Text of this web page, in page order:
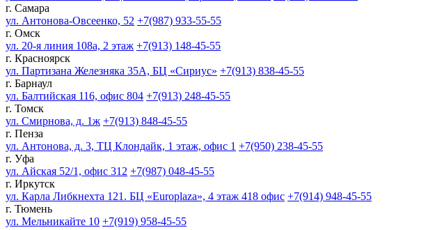
г. Самара
ул. Антонова-Овсеенко, 52 +7(987) 933-55-55
г. Омск
ул. 20-я линия 108а, 2 этаж +7(913) 148-45-55
г. Красноярск
ул. Партизана Железняка 35А, БЦ «Сириус» +7(913) 838-45-55
г. Барнаул
ул. Балтийская 116, офис 804 +7(913) 248-45-55
г. Томск
ул. Смирнова, д. 1ж +7(913) 848-45-55
г. Пенза
ул. Антонова, д. 3, ТЦ Клондайк, 1 этаж, офис 1 +7(950) 238-45-55
г. Уфа
ул. Айская 52/1, офис 312 +7(987) 048-45-55
г. Иркутск
ул. Карла Либкнехта 121. БЦ «Europlaza», 4 этаж 418 офис +7(914) 948-45-55
г. Тюмень
ул. Мельникайте 10 +7(919) 958-45-55